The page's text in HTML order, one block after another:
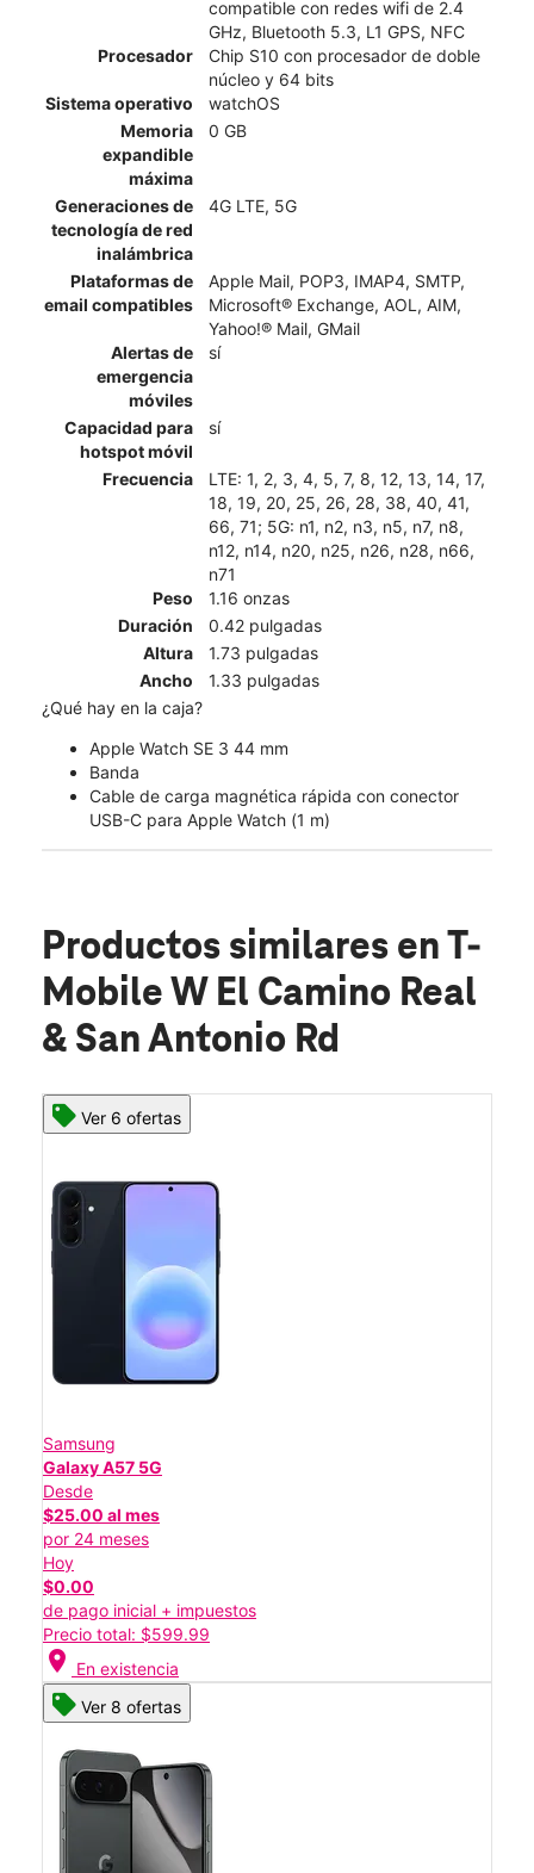
compatible con redes wifi de 2.4
GHz, Bluetooth 5.3, L1 GPS, NFC
Procesador
Chip S10 con procesador de doble
núcleo y 64 bits
Sistema operativo
watchOS
Memoria
expandible
máxima
0 GB
Generaciones de
tecnología de red
inalámbrica
4G LTE, 5G
Plataformas de
email compatibles
Apple Mail, POP3, IMAP4, SMTP,
Microsoft® Exchange, AOL, AIM,
Yahoo!® Mail, GMail
Alertas de
emergencia
móviles
sí
Capacidad para
hotspot móvil
sí
Frecuencia
LTE: 1, 2, 3, 4, 5, 7, 8, 12, 13, 14, 17,
18, 19, 20, 25, 26, 28, 38, 40, 41,
66, 71; 5G: n1, n2, n3, n5, n7, n8,
n12, n14, n20, n25, n26, n28, n66,
n71
Peso
1.16 onzas
Duración
0.42 pulgadas
Altura
1.73 pulgadas
Ancho
1.33 pulgadas
¿Qué hay en la caja?
Apple Watch SE 3 44 mm
Banda
Cable de carga magnética rápida con conector
USB-C para Apple Watch (1 m)
Productos similares en T-
Mobile W El Camino Real
& San Antonio Rd
Ver 6 ofertas
Samsung
Galaxy A57 5G
Desde
$25.00 al mes
por 24 meses
Hoy
$0.00
de pago inicial + impuestos
Precio total: $599.99
location_on En existencia
Ver 8 ofertas